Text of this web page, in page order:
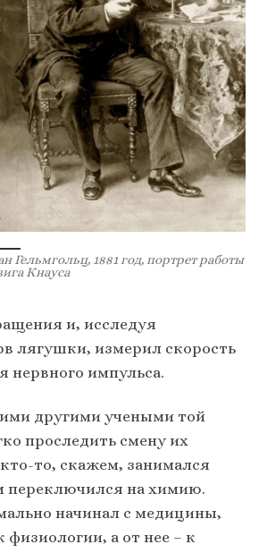
Гельмгольц, 1881 год, портрет работы
Кнауса
и, исследуя
лягушки, измерил скорость
нервного импульса.
другими учеными той
проследить смену их
то, скажем, занимался
переключился на химию.
начинал с медицины,
а от нее – к